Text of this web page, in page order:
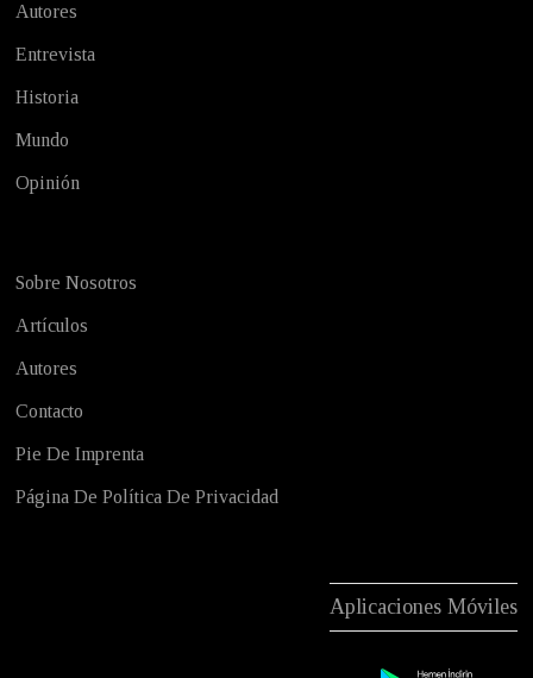
Autores
Entrevista
Historia
Mundo
Opinión
Sobre Nosotros
Artículos
Autores
Contacto
Pie De Imprenta
Página De Política De Privacidad
Aplicaciones Móviles